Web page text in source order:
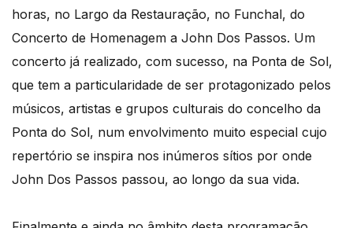
horas, no Largo da Restauração, no Funchal, do
Concerto de Homenagem a John Dos Passos. Um
concerto já realizado, com sucesso, na Ponta de Sol,
que tem a particularidade de ser protagonizado pelos
músicos, artistas e grupos culturais do concelho da
Ponta do Sol, num envolvimento muito especial cujo
repertório se inspira nos inúmeros sítios por onde
John Dos Passos passou, ao longo da sua vida.